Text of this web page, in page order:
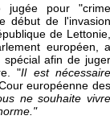
jugée pour "crime
début de l'invasion
de Lettonie,
européen, a
spécial afin de juger
"Il est nécessaire
européenne des
ne souhaite vivre